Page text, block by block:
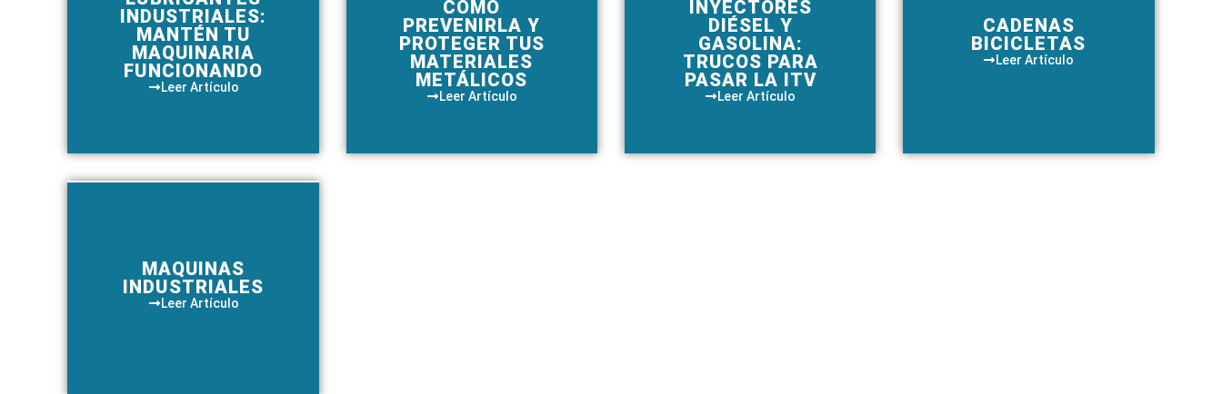
INDUSTRIALES:
MANTÉN TU
MAQUINARIA
FUNCIONANDO
Leer Artículo
CÓMO
PREVENIRLA Y
PROTEGER TUS
MATERIALES
METÁLICOS
Leer Artículo
INYECTORES
DIÉSEL Y
GASOLINA:
TRUCOS PARA
PASAR LA ITV
Leer Artículo
CADENAS
BICICLETAS
Leer Artículo
MAQUINAS
INDUSTRIALES
Leer Artículo